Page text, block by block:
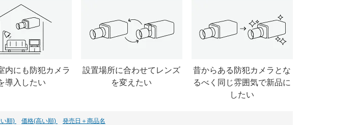
内にも防犯カメラ
導入したい
設置場所に合わせてレンズ
を変えたい
昔からある防犯カメラとな
るべく同じ雰囲気で新品に
したい
順) 価格(高い順) 発売日＋商品名